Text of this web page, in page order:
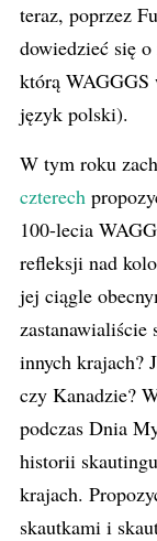
teraz, poprzez
dowiedzieć się
którą WAGGGS
język polski).
W tym roku
czterech
100-lecia
refleksji nad
jej ciągle
zastanawialiście
innych krajach?
czy Kanadzie?
podczas Dnia
historii
krajach.
skautkami i